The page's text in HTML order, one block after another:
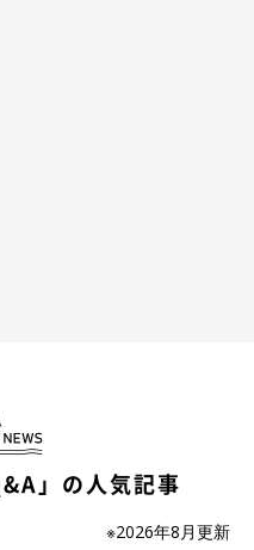
」の人気記事
※2026年8月更新